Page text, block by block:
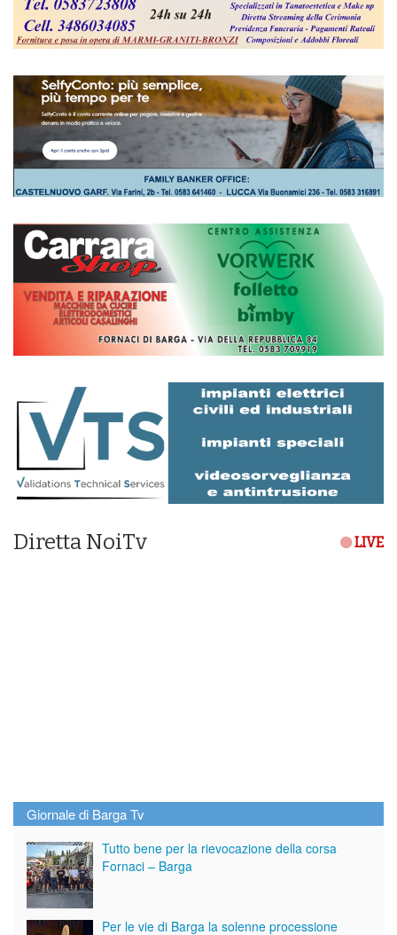
Diretta NoiTv LIVE
Giornale di Barga Tv
Tutto bene per la rievocazione della corsa
Fornaci – Barga
Per le vie di Barga la solenne processione